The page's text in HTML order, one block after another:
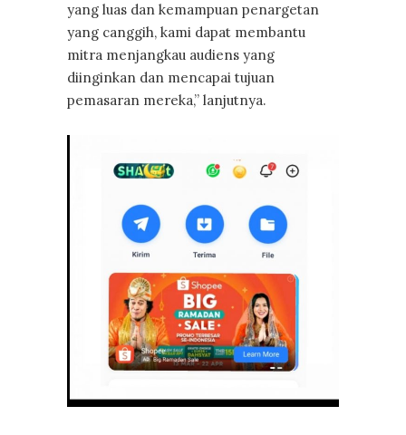
yang luas dan kemampuan penargetan
yang canggih, kami dapat membantu
mitra menjangkau audiens yang
diinginkan dan mencapai tujuan
pemasaran mereka,” lanjutnya.